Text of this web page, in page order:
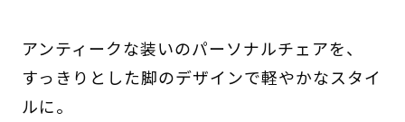
アンティークな装いのパーソナルチェアを、
すっきりとした脚のデザインで軽やかなスタイ
ルに。